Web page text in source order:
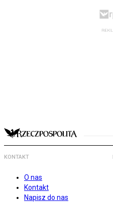
KONTAKT
O nas
Kontakt
Napisz do nas